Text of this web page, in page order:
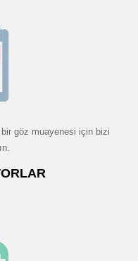
göz muayenesi için bizi